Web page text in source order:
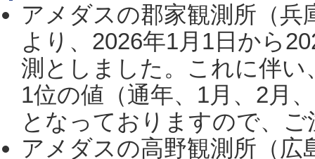
アメダスの郡家観測所（
より、2026年1月1日から
測としました。これに伴い
1位の値（通年、1月、2月
となっておりますので、
アメダスの高野観測所（